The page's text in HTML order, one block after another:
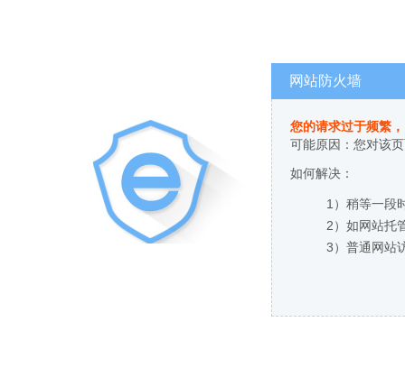
网站防火墙
您的请求过于频繁
可能原因：您对该
如何解决：
1）稍等一段
2）如网站托
3）普通网站